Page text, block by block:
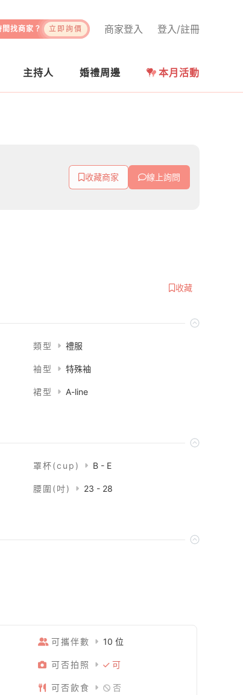
登入/註冊
商家登入
間找商家？ 立即詢價
主持人 婚禮周邊 本月活動
收藏商家 線上詢問
收藏
類型 禮服
袖型 特殊袖
裙型 A-line
罩杯(cup) B - E
腰圍(吋) 23 - 28
可攜伴數 10 位
可否拍照 可
可否飲食 否